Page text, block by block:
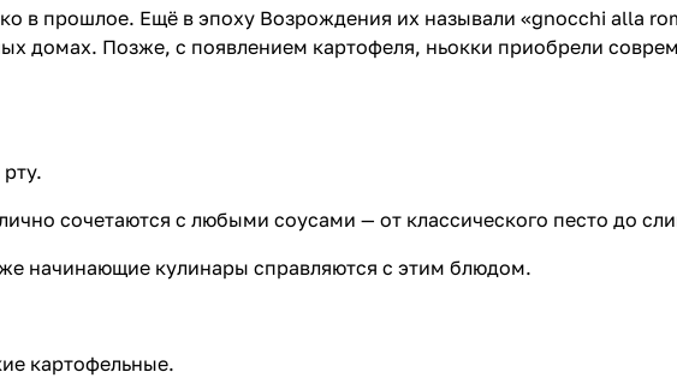
в прошлое. Ещё в эпоху Возрождения их называли «gnocchi alla
домах. Позже, с появлением картофеля, ньокки приобрели
сочетаются с любыми соусами — от классического песто до
начинающие кулинары справляются с этим блюдом.
картофельные.